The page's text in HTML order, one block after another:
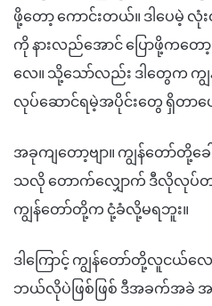
ဖို့တော့ ကောင်းတယ်။ ဒါပေမဲ့
ကို နားလည်အောင် ပြောဖို့ကတော့
လေ။ သို့သော်လည်း ဒါတွေက
လုပ်ဆောင်ရမဲ့အပိုင်းတွေ ရှိတာပေါ့
အခုကျတော့ဗျာ။ ကျွန်တော်တို့ခေါ
သလို တောက်လျှောက် ဒီလိုလုပ်
ကျွန်တော်တို့က ငုံ့ခံလို့မရဘူး။
ဒါကြောင့် ကျွန်တော်တို့လူငယ်လ
ဘယ်လိုပဲဖြစ်ဖြစ် ဒီအခက်အခဲ